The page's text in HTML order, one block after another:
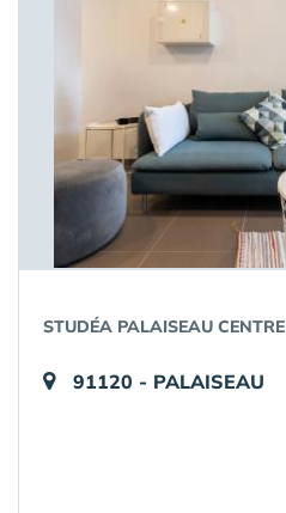
STUDÉA PALAISEAU CENTRE
91120 - PALAISEAU